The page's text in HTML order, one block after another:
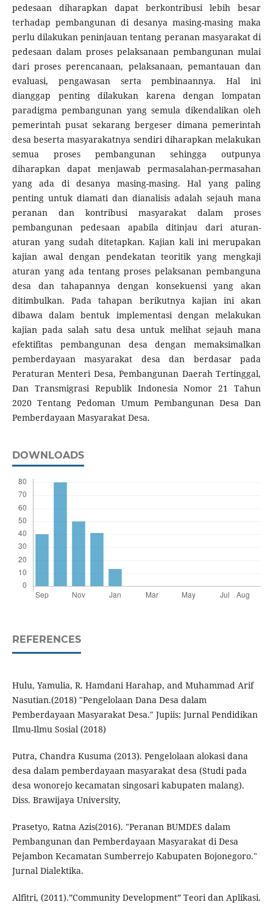
pedesaan diharapkan dapat berkontribusi lebih besar
terhadap pembangunan di desanya masing-masing maka
perlu dilakukan peninjauan tentang peranan masyarakat di
pedesaan dalam proses pelaksanaan pembangunan mulai
dari proses perencanaan, pelaksanaan, pemantauan dan
evaluasi, pengawasan serta pembinaannya. Hal ini
dianggap penting dilakukan karena dengan lompatan
paradigma pembangunan yang semula dikendalikan oleh
pemerintah pusat sekarang bergeser dimana pemerintah
desa beserta masyarakatnya sendiri diharapkan melakukan
semua proses pembangunan sehingga outpunya
diharapkan dapat menjawab permasalahan-permasahan
yang ada di desanya masing-masing. Hal yang paling
penting untuk diamati dan dianalisis adalah sejauh mana
peranan dan kontribusi masyarakat dalam proses
pembangunan pedesaan apabila ditinjau dari aturan-
aturan yang sudah ditetapkan. Kajian kali ini merupakan
kajian awal dengan pendekatan teoritik yang mengkaji
aturan yang ada tentang proses pelaksanan pembanguna
desa dan tahapannya dengan konsekuensi yang akan
ditimbulkan. Pada tahapan berikutnya kajian ini akan
dibawa dalam bentuk implementasi dengan melakukan
kajian pada salah satu desa untuk melihat sejauh mana
efektifitas pembangunan desa dengan memaksimalkan
pemberdayaan masyarakat desa dan berdasar pada
Peraturan Menteri Desa, Pembangunan Daerah Tertinggal,
Dan Transmigrasi Republik Indonesia Nomor 21 Tahun
2020 Tentang Pedoman Umum Pembangunan Desa Dan
Pemberdayaan Masyarakat Desa.
DOWNLOADS
REFERENCES
Hulu, Yamulia, R. Hamdani Harahap, and Muhammad Arif
Nasutian.(2018) "Pengelolaan Dana Desa dalam
Pemberdayaan Masyarakat Desa." Jupiis: Jurnal Pendidikan
Ilmu-Ilmu Sosial (2018)
Putra, Chandra Kusuma (2013). Pengelolaan alokasi dana
desa dalam pemberdayaan masyarakat desa (Studi pada
desa wonorejo kecamatan singosari kabupaten malang).
Diss. Brawijaya University,
Prasetyo, Ratna Azis(2016). "Peranan BUMDES dalam
Pembangunan dan Pemberdayaan Masyarakat di Desa
Pejambon Kecamatan Sumberrejo Kabupaten Bojonegoro."
Jurnal Dialektika.
Alfitri, (2011).”Community Development” Teori dan Aplikasi.